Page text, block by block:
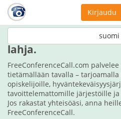
suomi
Kirjaudu
Tänä jouluna, anna
lahja.
FreeConferenceCall.com
tietämällään tavalla – tarjoamalla
opiskelijoille,
tavoittelemattomille järjestöille
Jos rakastat yhteisöäsi, anna
FreeConferenceCall.